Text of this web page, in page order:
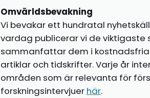
Omvärldsbevakning
Vi bevakar ett hundratal
vardag publicerar vi de viktigaste
sammanfattar dem i kostnadsfria
artiklar och tidskrifter. Varje år
områden som är relevanta för
forskningsintervjuer här.